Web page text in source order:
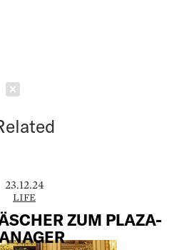
23.12.24
LIFE
ZUM PLAZA-